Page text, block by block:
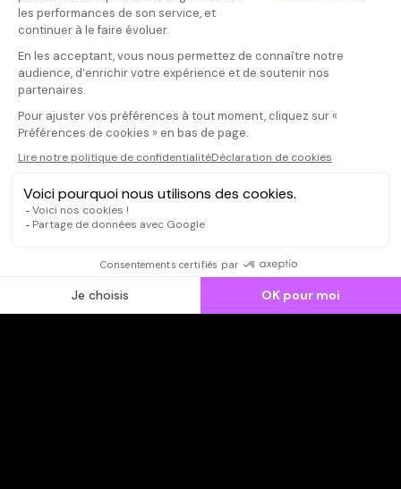
Donnez votre avis
Votre note
Votre commentaire
Il faut vous connecter pour
publier un avis
CONNEXION
Film étrange
plus beaux
Qui sommes-nous ?